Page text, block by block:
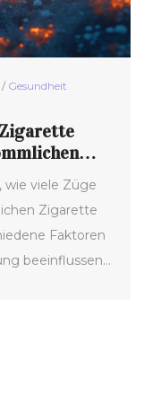
/ Gesundheit
Vergleich
wie viele Züge
Zigarette
Faktoren
beeinflussen